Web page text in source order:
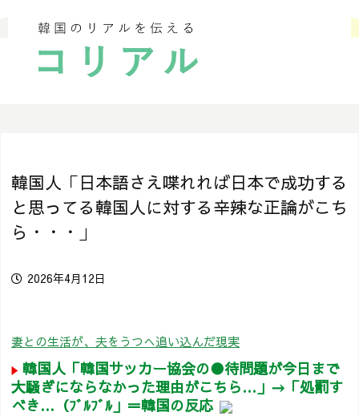
韓国人「日本語さえ喋れれば日本で成功する
と思ってる韓国人に対する辛辣な正論がこち
ら・・・」
2026年4月12日
妻との生活が、夫をうつへ追い込んだ現実
韓国人「韓国サッカー協会の●待問題が今日まで
大騒ぎにならなかった理由がこちら…」→「処罰す
べき…（ﾌﾞﾙﾌﾞﾙ」＝韓国の反応